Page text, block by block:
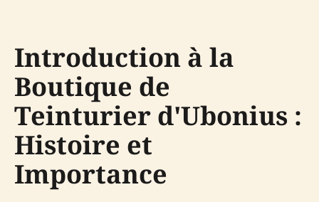
Introduction à la
Boutique de
Teinturier d'Ubonius :
Histoire et
Importance